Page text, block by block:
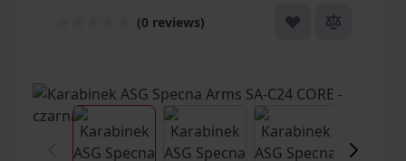
(0 reviews)
View larger imageView larger image